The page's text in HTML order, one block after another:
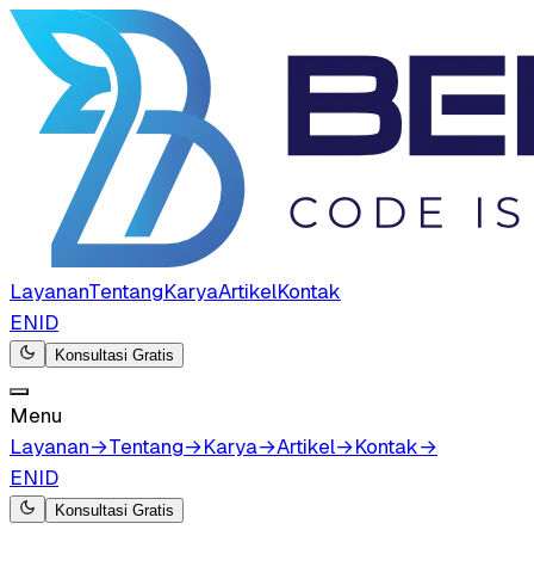
LayananTentangKaryaArtikelKontak
ENID
Konsultasi Gratis
Menu
Layanan→Tentang→Karya→Artikel→Kontak→
ENID
Konsultasi Gratis